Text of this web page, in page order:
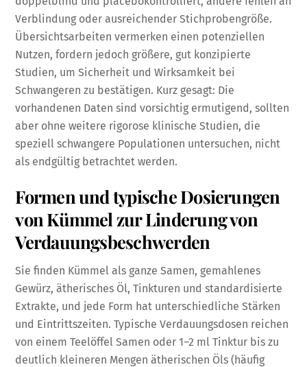
Verblindung oder ausreichender Stichprobengröße.
Übersichtsarbeiten vermerken einen potenziellen
Nutzen, fordern jedoch größere, gut konzipierte
Studien, um Sicherheit und Wirksamkeit bei
Schwangeren zu bestätigen. Kurz gesagt: Die
vorhandenen Daten sind vorsichtig ermutigend, sollten
aber ohne weitere rigorose klinische Studien, die
speziell schwangere Populationen untersuchen, nicht
als endgültig betrachtet werden.
Formen und typische Dosierungen
von Kümmel zur Linderung von
Verdauungsbeschwerden
Sie finden Kümmel als ganze Samen, gemahlenes
Gewürz, ätherisches Öl, Tinkturen und standardisierte
Extrakte, und jede Form hat unterschiedliche Stärken
und Eintrittszeiten. Typische Verdauungsdosen reichen
von einem Teelöffel Samen oder 1–2 ml Tinktur bis zu
deutlich kleineren Mengen ätherischen Öls (häufig